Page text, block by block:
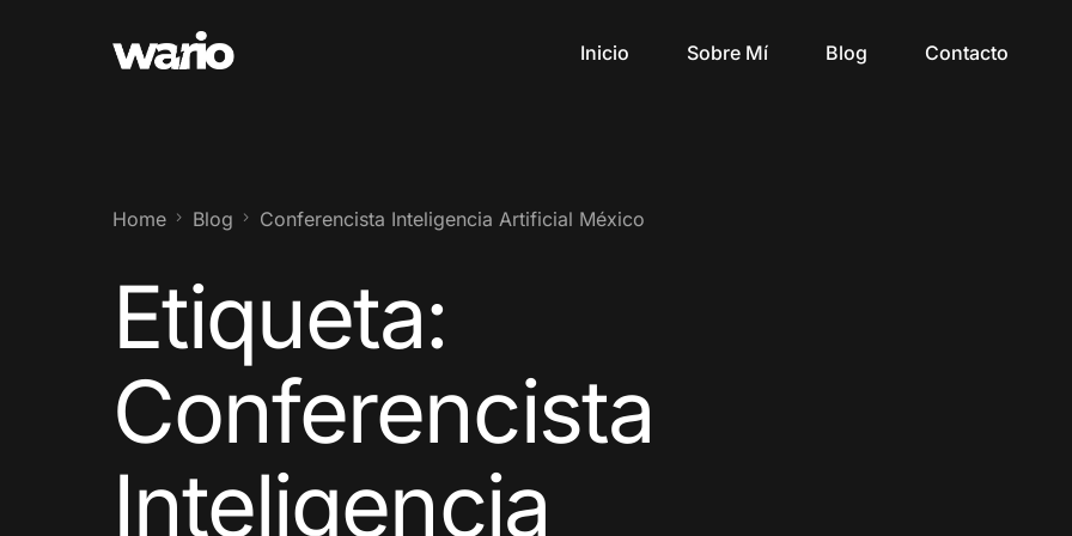
Inicio Sobre Mí Blog Contacto
Home Blog Conferencista Inteligencia Artificial México
Etiqueta:
Conferencista
Inteligencia